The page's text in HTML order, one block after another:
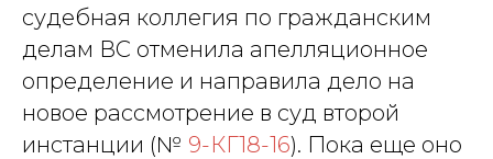
судебная коллегия по гражданским
делам ВС отменила апелляционное
определение и направила дело на
новое рассмотрение в суд второй
инстанции (№ 9-КГ18-16). Пока еще оно